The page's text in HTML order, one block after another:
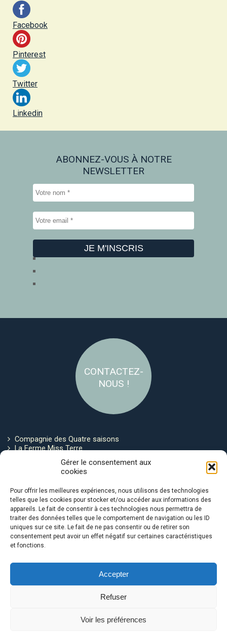
Gérer le consentement aux
cookies
Pour offrir les meilleures expériences, nous utilisons des technologies
telles que les cookies pour stocker et/ou accéder aux informations des
appareils. Le fait de consentir à ces technologies nous permettra de
traiter des données telles que le comportement de navigation ou les ID
uniques sur ce site. Le fait de ne pas consentir ou de retirer son
consentement peut avoir un effet négatif sur certaines caractéristiques
et fonctions.
Accepter
Refuser
Voir les préférences
Facebook
Pinterest
Twitter
Linkedin
ABONNEZ-VOUS À NOTRE
NEWSLETTER
CONTACTEZ-
NOUS !
Compagnie des Quatre saisons
La Ferme Miss Terre
Politique de cookies
Avec le soutien de :